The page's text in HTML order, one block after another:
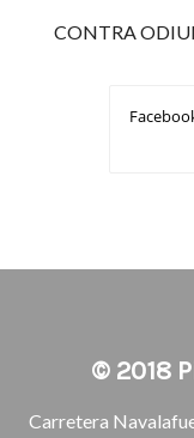
CONTRA
© 2018
Carretera